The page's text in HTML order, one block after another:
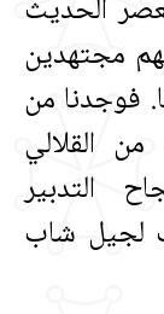
الحديث
مجتهدين
فوجدنا من
القلالي
التدبير
لجيل شاب